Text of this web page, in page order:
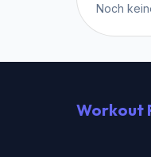
Noch
Workout